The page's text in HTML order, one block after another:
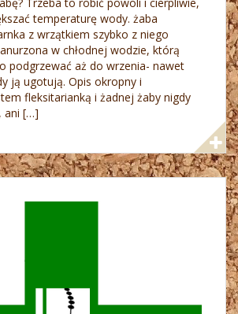
temperaturę wody. żaba
z wrzątkiem szybko z niego
w chłodnej wodzie, którą
podgrzewać aż do wrzenia- nawet
ją ugotują. Opis okropny i
fleksitarianką i żadnej żaby nigdy
ani […]